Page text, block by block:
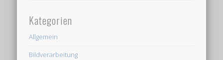
Kategorien
Allgemein
Bildverarbeitung